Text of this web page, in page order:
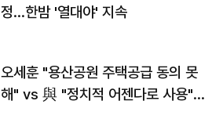
정…한밤 '열대야' 지속
오세훈 "용산공원 주택공급 동의 못
해" vs 與 "정치적 어젠다로 사용"